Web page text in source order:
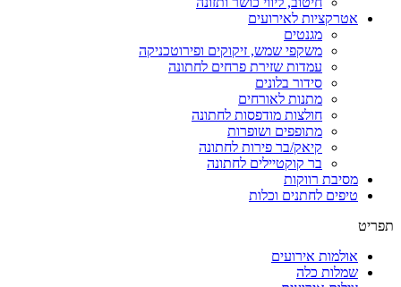
אטרקציות לאירועים
מגנטים
משקפי שמש, זיקוקים ופירוטכניקה
עמדות שזירת פרחים לחתונה
סידור בלונים
מתנות לאורחים
חולצות מודפסות לחתונה
מתופפים ושופרות
קיאק/בר פירות לחתונה
בר קוקטיילים לחתונה
מסיבת רווקות
טיפים לחתנים וכלות
תפריט
אולמות אירועים
שמלות כלה